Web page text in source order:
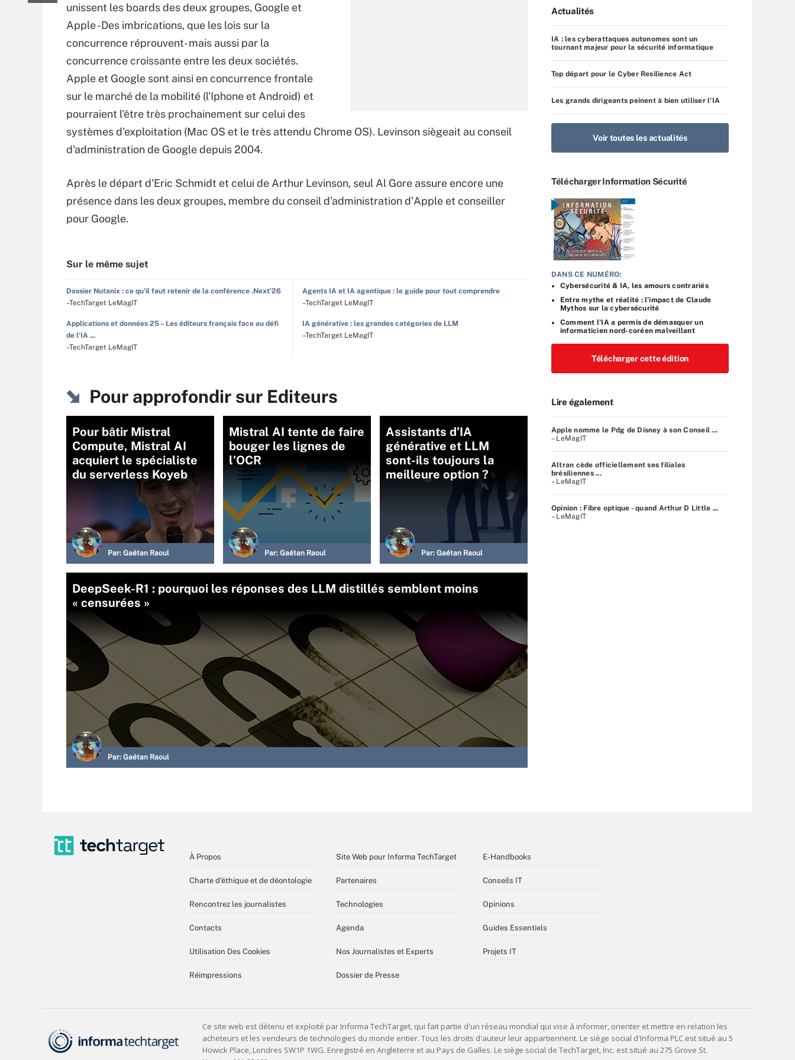
unissent les boards des deux groupes, Google et
Apple -Des imbrications, que les lois sur la
concurrence réprouvent- mais aussi par la
concurrence croissante entre les deux sociétés.
Apple et Google sont ainsi en concurrence frontale
sur le marché de la mobilité (l'Iphone et Android) et
pourraient l'être très prochainement sur celui des
systèmes d'exploitation (Mac OS et le très attendu Chrome OS). Levinson siègeait au conseil
d'administration de Google depuis 2004.
Après le départ d'Eric Schmidt et celui de Arthur Levinson, seul Al Gore assure encore une
présence dans les deux groupes, membre du conseil d'administration d'Apple et conseiller
pour Google.
Sur le même sujet
Dossier Nutanix : ce qu'il faut retenir de la conférence .Next'26
–TechTarget LeMagIT
Agents IA et IA agentique : le guide pour tout comprendre
–TechTarget LeMagIT
Applications et données 25 – Les éditeurs français face au défi
de l'IA ...
–TechTarget LeMagIT
IA générative : les grandes catégories de LLM
–TechTarget LeMagIT
Pour approfondir sur Editeurs
Pour bâtir Mistral
Compute, Mistral AI
acquiert le spécialiste
du serverless Koyeb
Par: Gaétan Raoul
Mistral AI tente de faire
bouger les lignes de
l’OCR
Par: Gaétan Raoul
Assistants d’IA
générative et LLM
sont-ils toujours la
meilleure option ?
Par: Gaétan Raoul
DeepSeek-R1 : pourquoi les réponses des LLM distillés semblent moins
« censurées »
Par: Gaétan Raoul
Actualités
IA : les cyberattaques autonomes sont un
tournant majeur pour la sécurité informatique
Top départ pour le Cyber Resilience Act
Les grands dirigeants peinent à bien utiliser l’IA
Voir toutes les actualités
Télécharger Information Sécurité
DANS CE NUMÉRO:
Cybersécurité & IA, les amours contrariés
Entre mythe et réalité : l’impact de Claude
Mythos sur la cybersécurité
Comment l’IA a permis de démasquer un
informaticien nord-coréen malveillant
Télécharger cette édition
Lire également
Apple nomme le Pdg de Disney à son Conseil ...
– LeMagIT
Altran cède officiellement ses filiales
brésiliennes ...
– LeMagIT
Opinion : Fibre optique - quand Arthur D Little ...
– LeMagIT
À Propos
Charte d’éthique et de déontologie
Rencontrez les journalistes
Contacts
Utilisation Des Cookies
Réimpressions
Site Web pour Informa TechTarget
Partenaires
Technologies
Agenda
Nos Journalistes et Experts
Dossier de Presse
E-Handbooks
Conseils IT
Opinions
Guides Essentiels
Projets IT